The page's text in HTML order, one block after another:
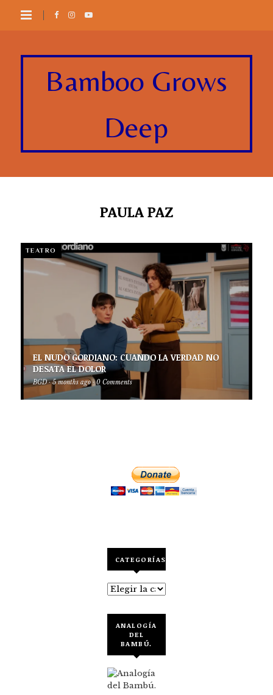
Bamboo Grows
Deep
PAULA PAZ
TEATRO
EL NUDO GORDIANO: CUANDO LA VERDAD NO
DESATA EL DOLOR
BGD · 5 months ago · 0 Comments
CATEGORÍAS
Categorías
ANALOGÍA
DEL
BAMBÚ.